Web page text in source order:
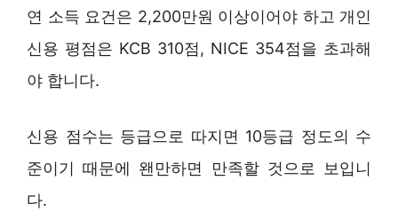
연 소득 요건은 2,200만원 이상이어야 하고 개인
신용 평점은 KCB 310점, NICE 354점을 초과해
야 합니다.
신용 점수는 등급으로 따지면 10등급 정도의 수
준이기 때문에 왠만하면 만족할 것으로 보입니
다.